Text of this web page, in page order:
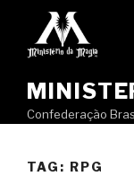
Confederação
TAG: RPG